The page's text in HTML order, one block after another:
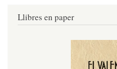
Llibres en paper